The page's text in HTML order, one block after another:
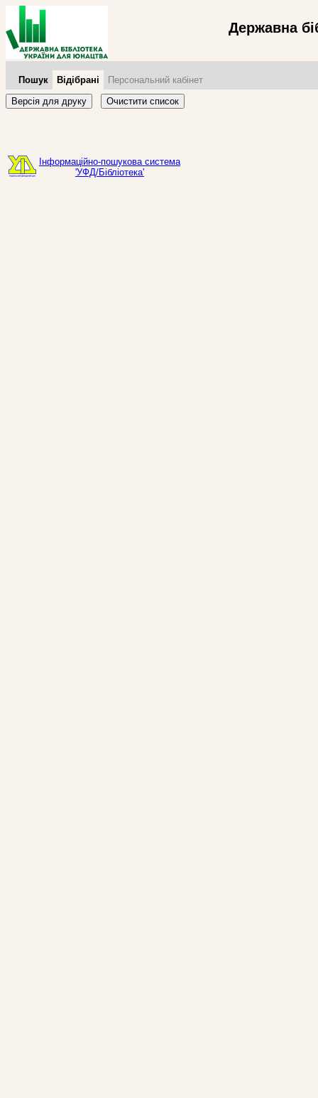
Державна
Пошук Відібрані
Персональний кабінет
Версія для друку
Очистити список
Інформаційно-пошукова система
'УФД/Бібліотека'